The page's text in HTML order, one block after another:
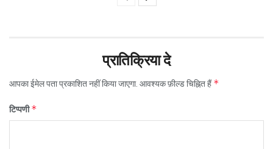
प्रातिक्रिया दे
आपका ईमेल पता प्रकाशित नहीं किया जाएगा. आवश्यक फ़ील्ड चिह्नित हैं*
टिप्पणी*